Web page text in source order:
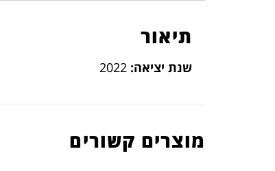
תיאור
שנת יציאה:
מוצרים קשורים